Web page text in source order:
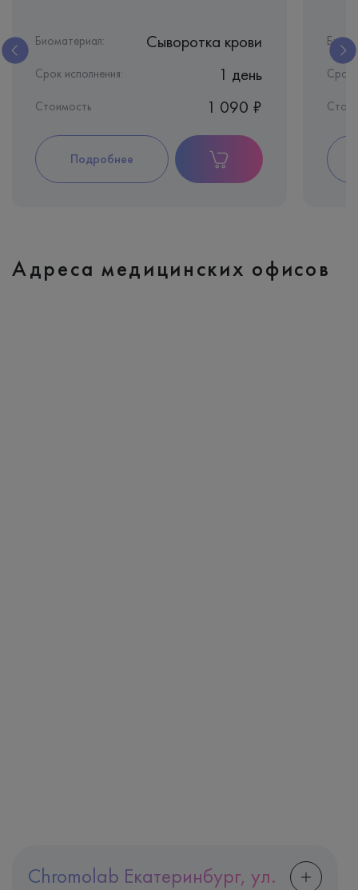
Биоматериал: Сыворотка крови
Срок исполнения: 1 день
Стоимость 1 090 ₽
Подробнее
Срок
Chromolab Екатеринбург, ул.
Адреса медицинских офисов